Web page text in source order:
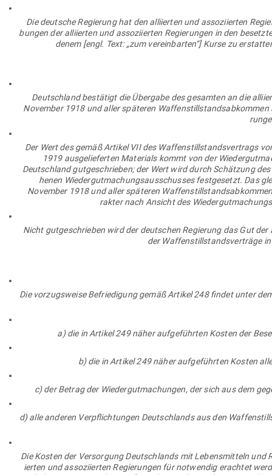
Die deutsche Regierung hat den alli­ierten und asso­zi­ierten
bungen der alli­ierten und asso­zi­ierten Regie­rungen in den
denem [engl. Text: „zum ver­ein­barten“] Kurse zu
Deutschland bestätigt die Übergabe des gesamten an die
November 1918 und aller spä­teren
Der Wert des gemäß Artikel VII des Waf­fen­still­stands­ver­trags
1919 aus­ge­lie­ferten Mate­rials kommt von der
Deutschland gut­ge­schrieben; der Wert wird durch Schätzung
henen Wie­der­gut­ma­chungs­aus­schusses fest­ge­setzt. Das
November 1918 und aller spä­teren
rakter nach Ansicht des
Nicht gut­ge­schrieben wird der deut­schen Regierung das Gut
der Waf­fen­still­stands­ver­träge
Die vor­zugs­weise Befrie­digung gemäß Artikel 248 findet unter
a) die in Artikel 249 näher auf­ge­führten Kosten der
b) die in Artikel 249 näher auf­ge­führten Kosten
c) der Betrag der Wie­der­gut­ma­chungen, der sich aus dem
d) alle anderen Ver­pflich­tungen Deutsch­lands aus den
Die Kosten der Ver­sorgung Deutsch­lands mit Lebens­mitteln
ierten und asso­zi­ierten Regie­rungen für not­wendig erachtet